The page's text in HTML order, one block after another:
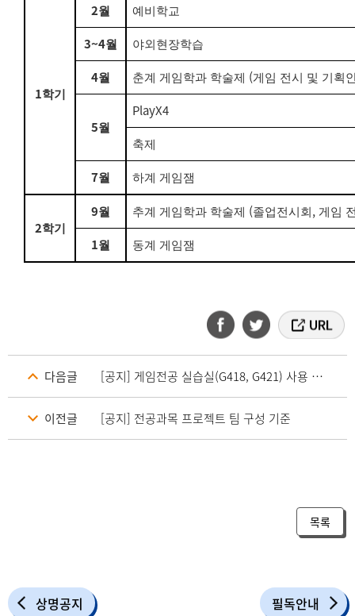
1학기
2월 예비학교
3~4월 야외현장학습
4월 춘계 게임학과 학술제 (게임 전시 및 기획
5월
PlayX4
축제
7월 하계 게임잼
2학기
9월 추계 게임학과 학술제 (졸업전시회 , 게임
1월 동계 게임잼
다음글 [공지] 게임전공 실습실(G418, G421) 사용 규칙
이전글 [공지] 전공과목 프로젝트 팀 구성 기준
목록
상명공지 필독안내